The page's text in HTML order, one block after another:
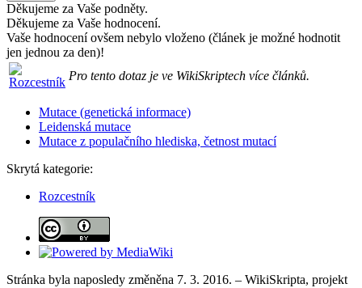
Děkujeme za Vaše podněty.
Děkujeme za Vaše hodnocení.
Vaše hodnocení ovšem nebylo vloženo (článek je možné hodnotit
jen jednou za den)!
Pro tento dotaz je ve WikiSkriptech více článků.
Mutace (genetická informace)
Leidenská mutace
Mutace z populačního hlediska, četnost mutací
Skrytá kategorie:
Rozcestník
Stránka byla naposledy změněna 7. 3. 2016. – WikiSkripta, projekt